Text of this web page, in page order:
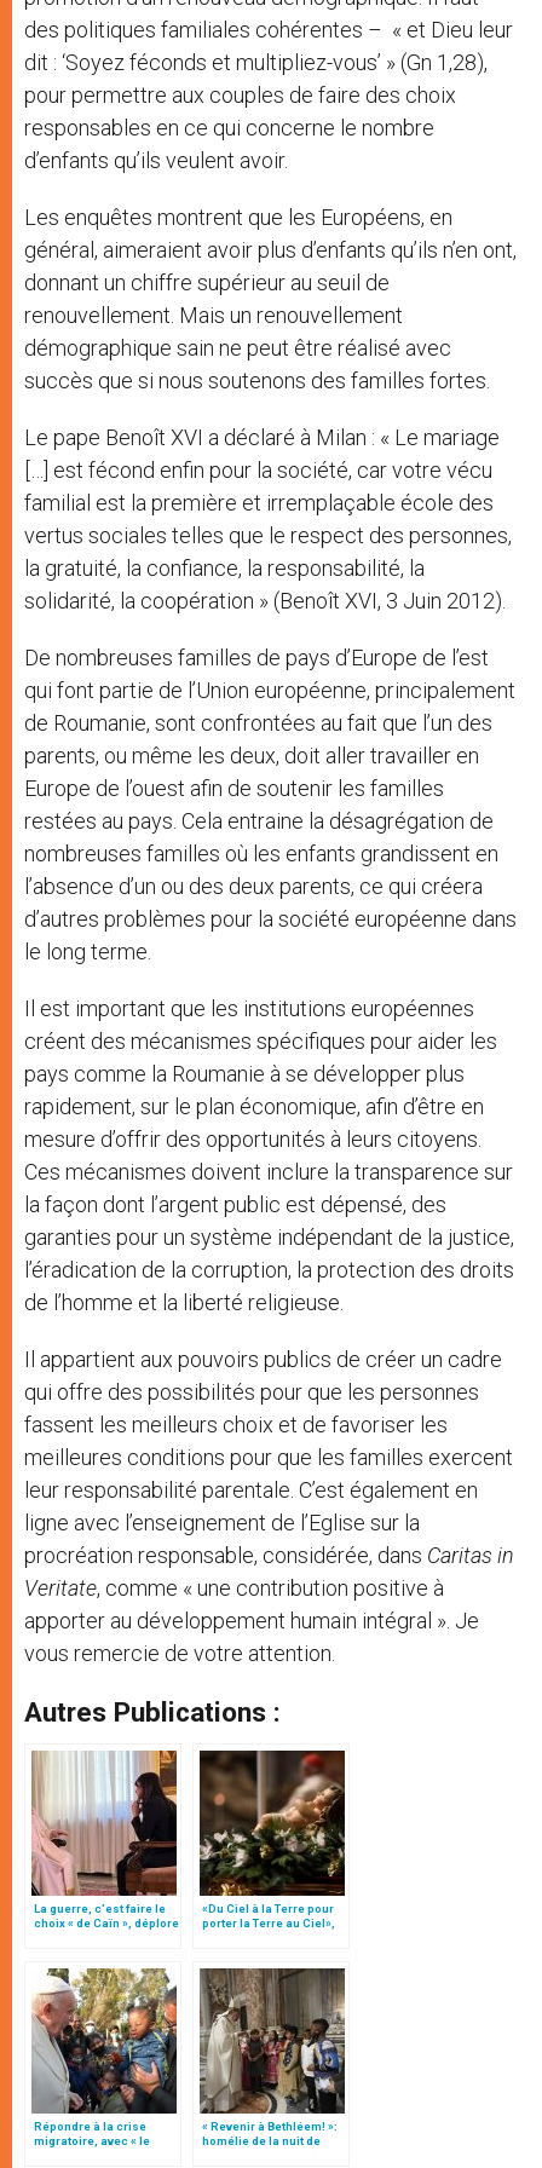
des politiques familiales cohérentes – « et Dieu leur
dit : ‘Soyez féconds et multipliez-vous’ » (Gn 1,28),
pour permettre aux couples de faire des choix
responsables en ce qui concerne le nombre
d’enfants qu’ils veulent avoir.
Les enquêtes montrent que les Européens, en
général, aimeraient avoir plus d’enfants qu’ils n’en ont,
donnant un chiffre supérieur au seuil de
renouvellement. Mais un renouvellement
démographique sain ne peut être réalisé avec
succès que si nous soutenons des familles fortes.
Le pape Benoît XVI a déclaré à Milan : « Le mariage
[…] est fécond enfin pour la société, car votre vécu
familial est la première et irremplaçable école des
vertus sociales telles que le respect des personnes,
la gratuité, la confiance, la responsabilité, la
solidarité, la coopération » (Benoît XVI, 3 Juin 2012).
De nombreuses familles de pays d’Europe de l’est
qui font partie de l’Union européenne, principalement
de Roumanie, sont confrontées au fait que l’un des
parents, ou même les deux, doit aller travailler en
Europe de l’ouest afin de soutenir les familles
restées au pays. Cela entraine la désagrégation de
nombreuses familles où les enfants grandissent en
l’absence d’un ou des deux parents, ce qui créera
d’autres problèmes pour la société européenne dans
le long terme.
Il est important que les institutions européennes
créent des mécanismes spécifiques pour aider les
pays comme la Roumanie à se développer plus
rapidement, sur le plan économique, afin d’être en
mesure d’offrir des opportunités à leurs citoyens.
Ces mécanismes doivent inclure la transparence sur
la façon dont l’argent public est dépensé, des
garanties pour un système indépendant de la justice,
l’éradication de la corruption, la protection des droits
de l’homme et la liberté religieuse.
Il appartient aux pouvoirs publics de créer un cadre
qui offre des possibilités pour que les personnes
fassent les meilleurs choix et de favoriser les
meilleures conditions pour que les familles exercent
leur responsabilité parentale. C’est également en
ligne avec l’enseignement de l’Eglise sur la
procréation responsable, considérée, dans Caritas in
Veritate, comme « une contribution positive à
apporter au développement humain intégral ». Je
vous remercie de votre attention.
Autres Publications :
La guerre, c’est faire le
choix « de Caïn », déplore
«Du Ciel à la Terre pour
porter la Terre au Ciel»,
Répondre à la crise
migratoire, avec « le
« Revenir à Bethléem! »:
homélie de la nuit de
Noël (texte complet)